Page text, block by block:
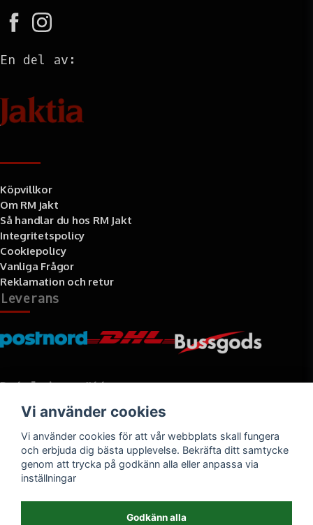
En del av:
Köpvillkor
Om RM jakt
Så handlar du hos RM Jakt
Integritetspolicy
Cookiepolicy
Vanliga Frågor
Reklamation och retur
Leverans
Betalningssätt
Vi använder cookies
Vi använder cookies för att vår webbplats skall fungera
och erbjuda dig bästa upplevelse. Bekräfta ditt samtycke
genom att trycka på godkänn alla eller anpassa via
inställningar
Godkänn alla